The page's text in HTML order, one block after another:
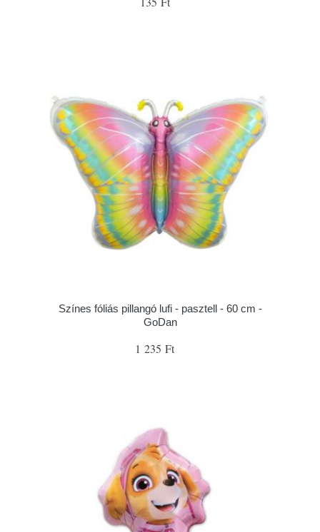
Színes fóliás pillangó lufi - pasztell - 60 cm -
GoDan
1 235 Ft